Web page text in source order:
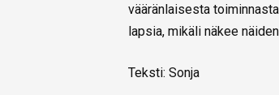
vääränlaisesta
lapsia, mikäli näkee
Teksti: Sonja